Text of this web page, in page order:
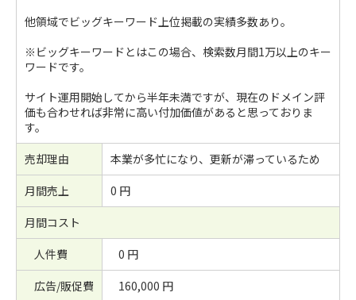
他領域でビッグキーワード上位掲載の実績多数あり。
※ビッグキーワードとはこの場合、検索数月間1万以上のキー
ワードです。
サイト運用開始してから半年未満ですが、現在のドメイン評
価も合わせれば非常に高い付加価値があると思っておりま
す。
売却理由
本業が多忙になり、更新が滞っているため
月間売上
0 円
月間コスト
人件費
0 円
広告/販促費
160,000 円